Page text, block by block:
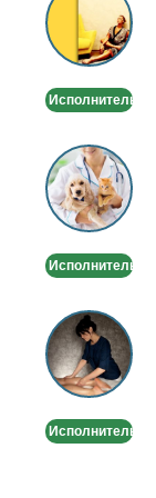
массаж
Исполнитель
Ветеринарный
врач
-
Выезд
дом
Исполнитель
Массаж
лица
и
тела
Исполнитель